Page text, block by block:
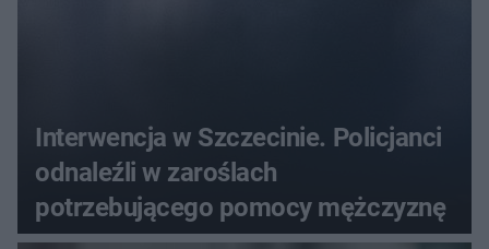
Interwencja w Szczecinie. Policjanci
odnaleźli w zaroślach
potrzebującego pomocy mężczyznę